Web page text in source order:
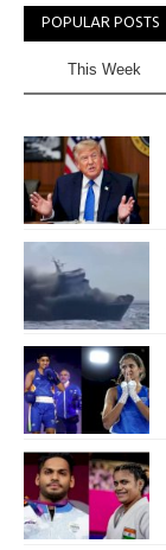
POPULAR POSTS
This Week